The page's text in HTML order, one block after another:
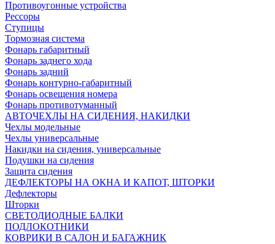
Противоугонные устройства
Рессоры
Ступицы
Тормозная система
Фонарь габаритный
Фонарь заднего хода
Фонарь задний
Фонарь контурно-габаритный
Фонарь освещения номера
Фонарь противотуманный
АВТОЧЕХЛЫ НА СИДЕНИЯ, НАКИДКИ
Чехлы модельные
Чехлы универсальные
Накидки на сидения, универсальные
Подушки на сидения
Защита сидения
ДЕФЛЕКТОРЫ НА ОКНА И КАПОТ, ШТОРКИ
Дефлекторы
Шторки
СВЕТОДИОДНЫЕ БАЛКИ
ПОДЛОКОТНИКИ
КОВРИКИ В САЛОН И БАГАЖНИК